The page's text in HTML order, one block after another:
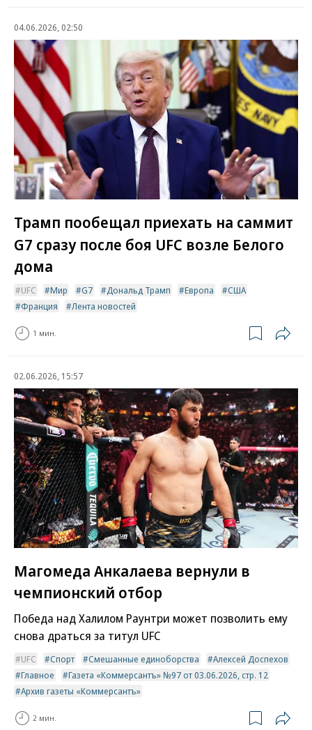
04.06.2026, 02:50
Трамп пообещал приехать на саммит
G7 сразу после боя UFC возле Белого
дома
UFC Мир G7 Дональд Трамп Европа
США
Франция
Лента новостей
1 мин.
02.06.2026, 15:57
Магомеда Анкалаева вернули в
чемпионский отбор
Победа над Халилом Раунтри может позволить ему
снова драться за титул UFC
UFC Спорт Смешанные единоборства
Алексей Доспехов
Главное
Газета «Коммерсантъ» №97 от 03.06.2026, стр. 12
Архив газеты «Коммерсантъ»
2 мин.